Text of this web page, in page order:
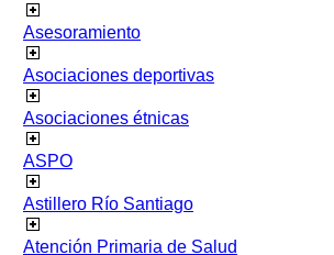
Asesoramiento
Asociaciones deportivas
Asociaciones étnicas
ASPO
Astillero Río Santiago
Atención Primaria de Salud